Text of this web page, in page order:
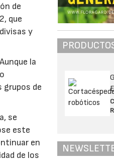
de
que
y
la
grupos de
se
este
en
de los